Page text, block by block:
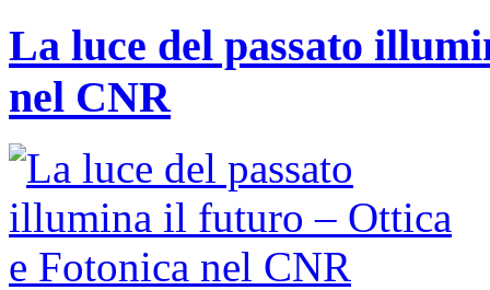
La luce del passato
nel CNR